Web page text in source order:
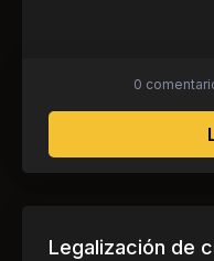
0
Legalización de